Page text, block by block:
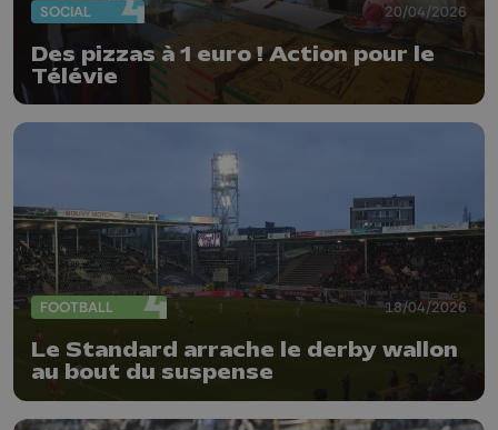
SOCIAL 20/04/2026
Des pizzas à 1 euro ! Action pour le
Télévie
FOOTBALL 18/04/2026
Le Standard arrache le derby wallon
au bout du suspense